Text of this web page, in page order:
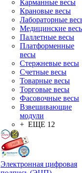
Карманные весы
Крановые весы
Лабораторные
Медицинские
Паллетные весы
Платформенные
весы
Стержневые весы
Счетные весы
Товарные весы
Торговые весы
Фасовочные весы
Взвешивающие
модули
+ ЕЩЕ 12
Электронная цифровая